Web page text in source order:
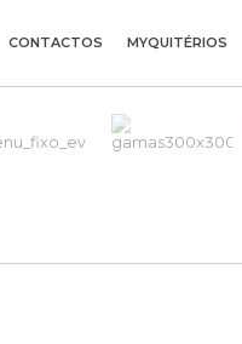
CONTACTOS MYQUITÉRIOS